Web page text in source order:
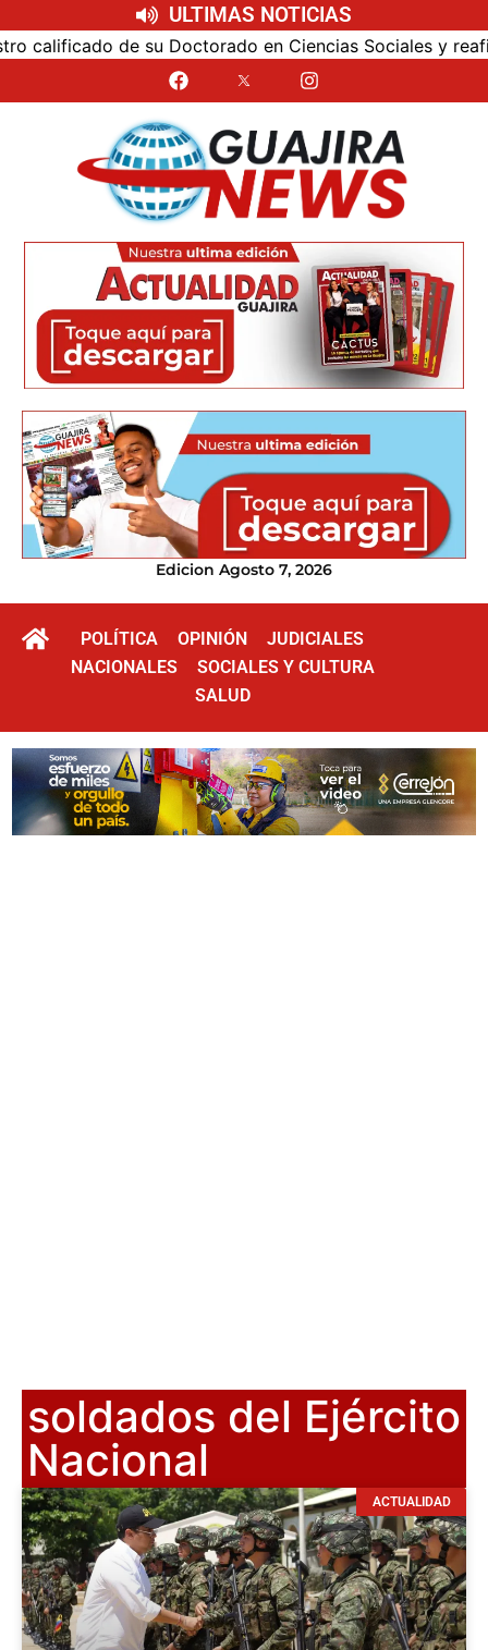
ULTIMAS NOTICIAS
de su Doctorado en Ciencias Sociales y
Edicion Agosto 7, 2026
POLÍTICA OPINIÓN
JUDICIALES
NACIONALES
SOCIALES Y CULTURA
SALUD
soldados del Ejército
Nacional
ACTUALIDAD